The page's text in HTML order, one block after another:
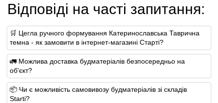
Відповіді на часті запитання:
🛒 Цегла ручного формування Катеринославська Таврична
темна - як замовити в інтернет-магазині Старті?
🚛 Можлива доставка будматеріалів безпосередньо на
об'єкт?
📦 Чи є можливість самовивозу будматеріалів зі складів
Starti?